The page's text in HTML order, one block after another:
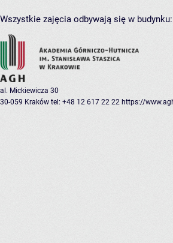
Wszystkie zajęcia odbywają się w budynku:
al. Mickiewicza 30
30-059 Kraków tel: +48 12 617 22 22 https://